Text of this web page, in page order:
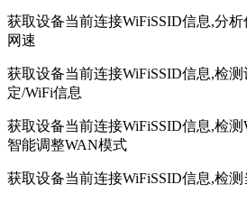
获取设备当前连接WiFiSSID信息,分
网速
获取设备当前连接WiFiSSID信息,检
定/WiFi信息
获取设备当前连接WiFiSSID信息,检
智能调整WAN模式
获取设备当前连接WiFiSSID信息,检